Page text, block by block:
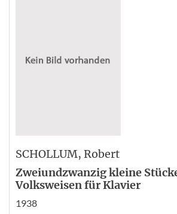
SCHOLLUM, Robert
Zweiundzwanzig kleine
Volksweisen für Klavier
1938